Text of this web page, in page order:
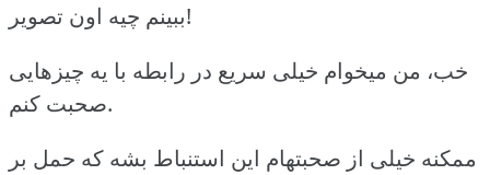
ببینم چیه اون تصویر!
خب، من میخوام خیلی سریع در رابطه با یه چیزهایی
صحبت کنم.
ممکنه خیلی از صحبتهام این استنباط بشه که حمل بر